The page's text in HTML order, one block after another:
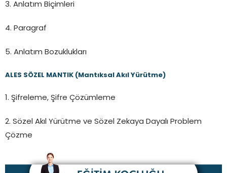
3. Anlatım Biçimleri
4. Paragraf
5. Anlatım Bozuklukları
ALES SÖZEL MANTIK (Mantıksal Akıl Yürütme)
1. Şifreleme, Şifre Çözümleme
2. Sözel Akıl Yürütme ve Sözel Zekaya Dayalı Problem
Çözme